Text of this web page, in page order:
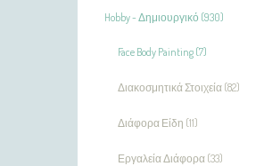
Hobby - Δημιουργικό (930)
Face Body Painting (7)
Διακοσμητικά Στοιχεία (82)
Διάφορα Είδη (11)
Εργαλεία Διάφορα (33)